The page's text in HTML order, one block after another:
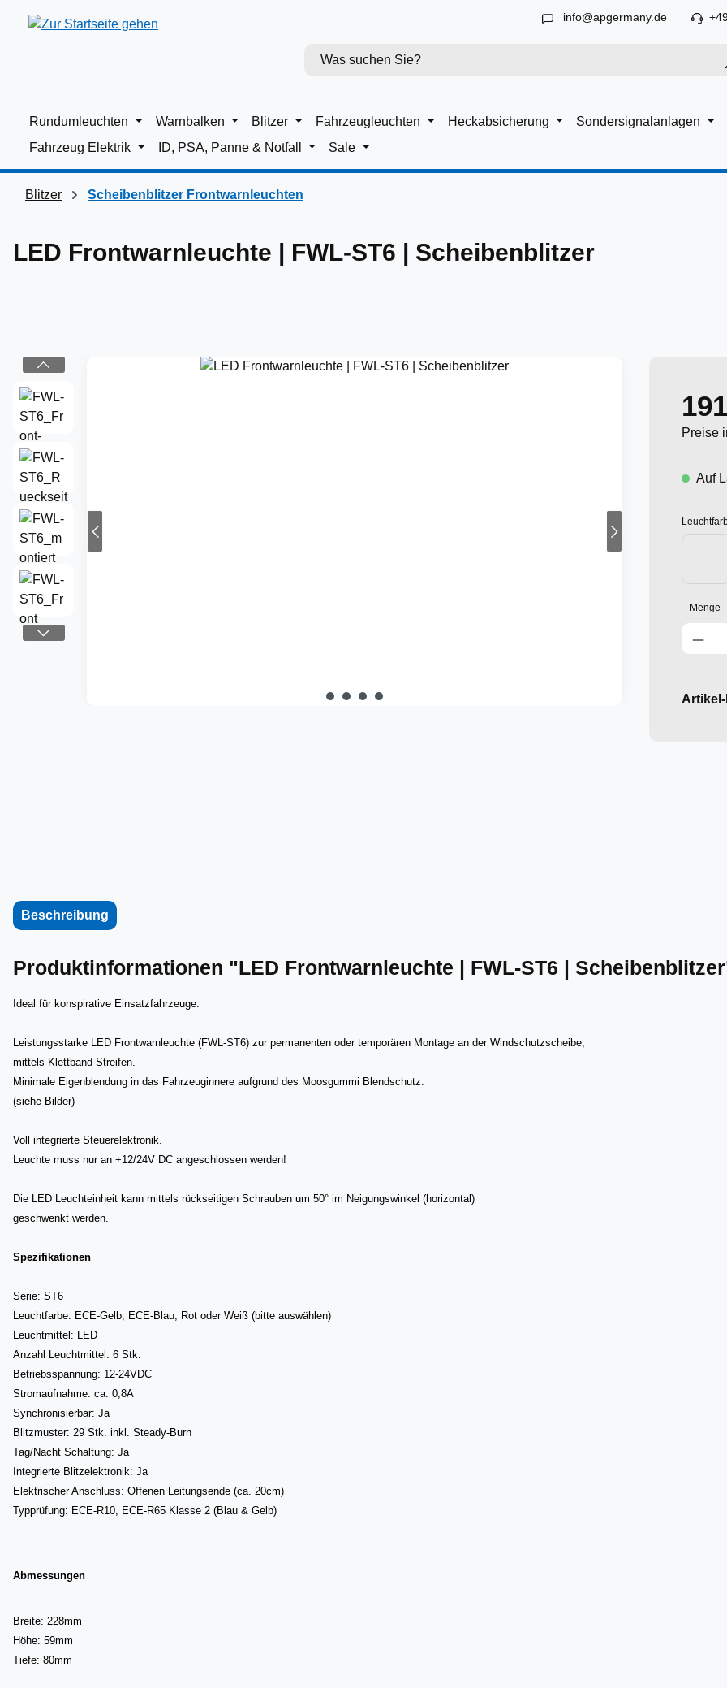
Hauptinhalt springen
Zur Suche springen
Zur Hauptnavigation springen info@apgermany.de
Rundumleuchten Warnbalken Blitzer Fahrzeugleuchten Heckabsicherung
Sondersignalanlagen
Fahrzeug Elektrik
ID, PSA, Panne & Notfall Sale
Blitzer Scheibenblitzer Frontwarnleuchten
LED Frontwarnleuchte | FWL-ST6 | Scheibenblitzer
Bildergalerie überspringen
Preise
Auf
Menge
Beschreibung
Produktinformationen "LED Frontwarnleuchte | FWL-ST6 |
Ideal für konspirative Einsatzfahrzeuge.
Leistungsstarke LED Frontwarnleuchte (FWL-ST6) zur permanenten oder temporären Montage an der Windschutzscheibe,
mittels Klettband Streifen.
Minimale Eigenblendung in das Fahrzeuginnere aufgrund des Moosgummi Blendschutz.
(siehe Bilder)
Voll integrierte Steuerelektronik.
Leuchte muss nur an +12/24V DC angeschlossen werden!
Die LED Leuchteinheit kann mittels rückseitigen Schrauben um 50° im Neigungswinkel (horizontal)
geschwenkt werden.
Spezifikationen
Serie: ST6
Leuchtfarbe: ECE-Gelb, ECE-Blau, Rot oder Weiß (bitte auswählen)
Leuchtmittel: LED
Anzahl Leuchtmittel: 6 Stk.
Betriebsspannung: 12-24VDC
Stromaufnahme: ca. 0,8A
Synchronisierbar: Ja
Blitzmuster: 29 Stk. inkl. Steady-Burn
Tag/Nacht Schaltung: Ja
Integrierte Blitzelektronik: Ja
Elektrischer Anschluss: Offenen Leitungsende (ca. 20cm)
Typprüfung: ECE-R10, ECE-R65 Klasse 2 (Blau & Gelb)
Abmessungen
Breite: 228mm
Höhe: 59mm
Tiefe: 80mm